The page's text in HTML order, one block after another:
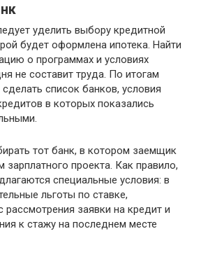
уделить выбору кредитной
будет оформлена ипотека. Найти
о программах и условиях
не составит труда. По итогам
список банков, условия
в которых показались
тот банк, в котором заемщик
зарплатного проекта. Как правило,
специальные условия: в
льготы по ставке,
рассмотрения заявки на кредит и
к стажу на последнем месте